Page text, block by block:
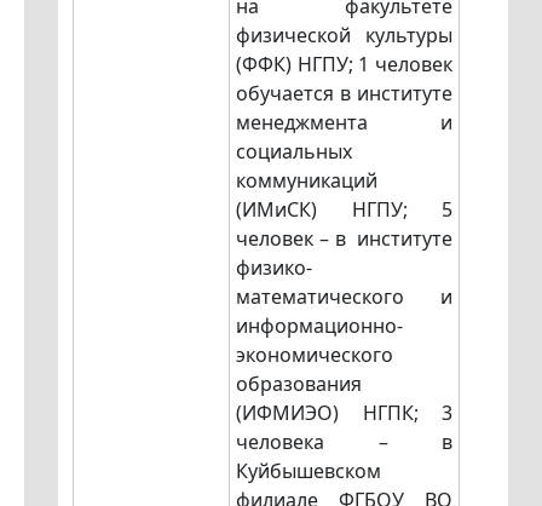
на факультете
физической культуры
(ФФК) НГПУ; 1 человек
обучается в институте
менеджмента и
социальных
коммуникаций
(ИМиСК) НГПУ; 5
человек – в институте
физико-
математического и
информационно-
экономического
образования
(ИФМИЭО) НГПК; 3
человека – в
Куйбышевском
филиале ФГБОУ ВО